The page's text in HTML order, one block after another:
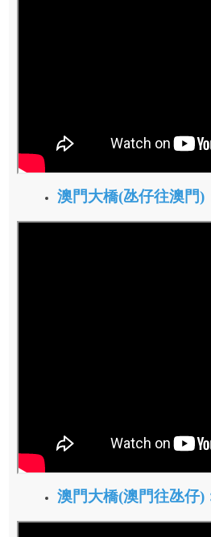
澳門大橋(氹仔往澳門)
澳門大橋(澳門往氹仔